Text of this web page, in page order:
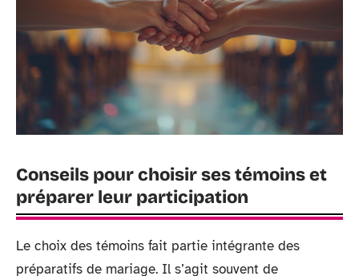
Conseils pour choisir ses témoins et
préparer leur participation
Le choix des témoins fait partie intégrante des
préparatifs de mariage. Il s’agit souvent de